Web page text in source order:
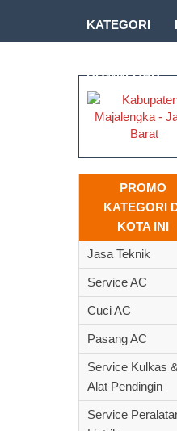
KATEGORI
DOWNLOAD
PROMO
KATEGORI
KOTA INI
Jasa Teknik
Service AC
Cuci AC
Pasang AC
Service Kulkas &
Alat Pendingin
Service